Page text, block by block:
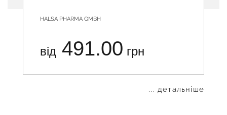
HALSA PHARMA GMBH
від 491.00 грн
... детальніше